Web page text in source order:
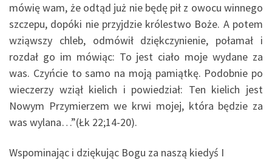
mówię wam, że odtąd już nie będę pił z owocu winnego
szczepu, dopóki nie przyjdzie królestwo Boże. A potem
wziąwszy chleb, odmówił dziękczynienie, połamał i
rozdał go im mówiąc: To jest ciało moje wydane za
was. Czyńcie to samo na moją pamiątkę. Podobnie po
wieczerzy wziął kielich i powiedział: Ten kielich jest
Nowym Przymierzem we krwi mojej, która będzie za
was wylana…”(Łk 22;14-20).
Wspominając i dziękując Bogu za naszą kiedyś I